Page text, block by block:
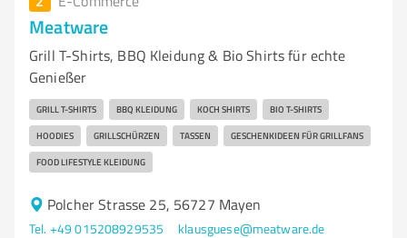
Meatware
Grill T-Shirts, BBQ Kleidung & Bio Shirts für echte
Genießer
GRILL T-SHIRTS BBQ KLEIDUNG KOCH SHIRTS BIO T-SHIRTS
HOODIES GRILLSCHÜRZEN TASSEN GESCHENKIDEEN FÜR GRILLFANS
FOOD LIFESTYLE KLEIDUNG
Polcher Strasse 25, 56727 Mayen
Tel. +49 015208929535
klausguese@meatware.de